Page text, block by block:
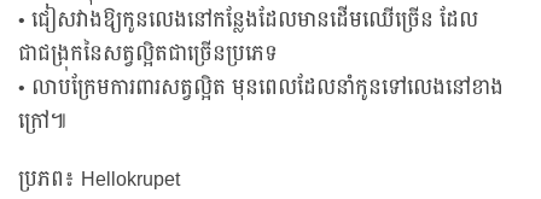
• ជៀសវាងឱ្យកូនលេងនៅកន្លែងដែលមានដើមឈើច្រើន ដែល
ជាជង្រុកនៃសត្វល្អិតជាច្រើនប្រភេទ
• លាបក្រែមការពារសត្វល្អិត មុនពេលដែលនាំកូនទៅលេងនៅខាង
ក្រៅ៕
ប្រភព៖ Hellokrupet